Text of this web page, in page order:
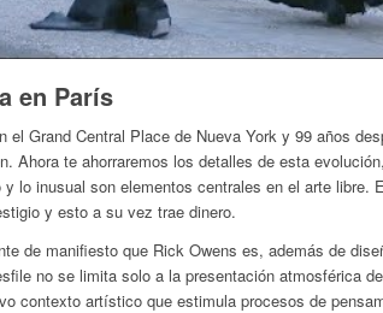
en París
el Grand Central Place de Nueva York y 99 años
Ahora te ahorraremos los detalles de esta
lo inusual son elementos centrales en el arte libre.
y esto a su vez trae dinero.
de manifiesto que Rick Owens es, además de
no se limita solo a la presentación atmosférica
contexto artístico que estimula procesos de